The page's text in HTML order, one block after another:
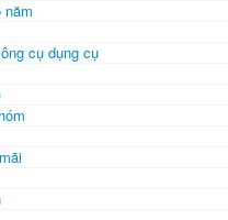
năm
cụ dụng cụ